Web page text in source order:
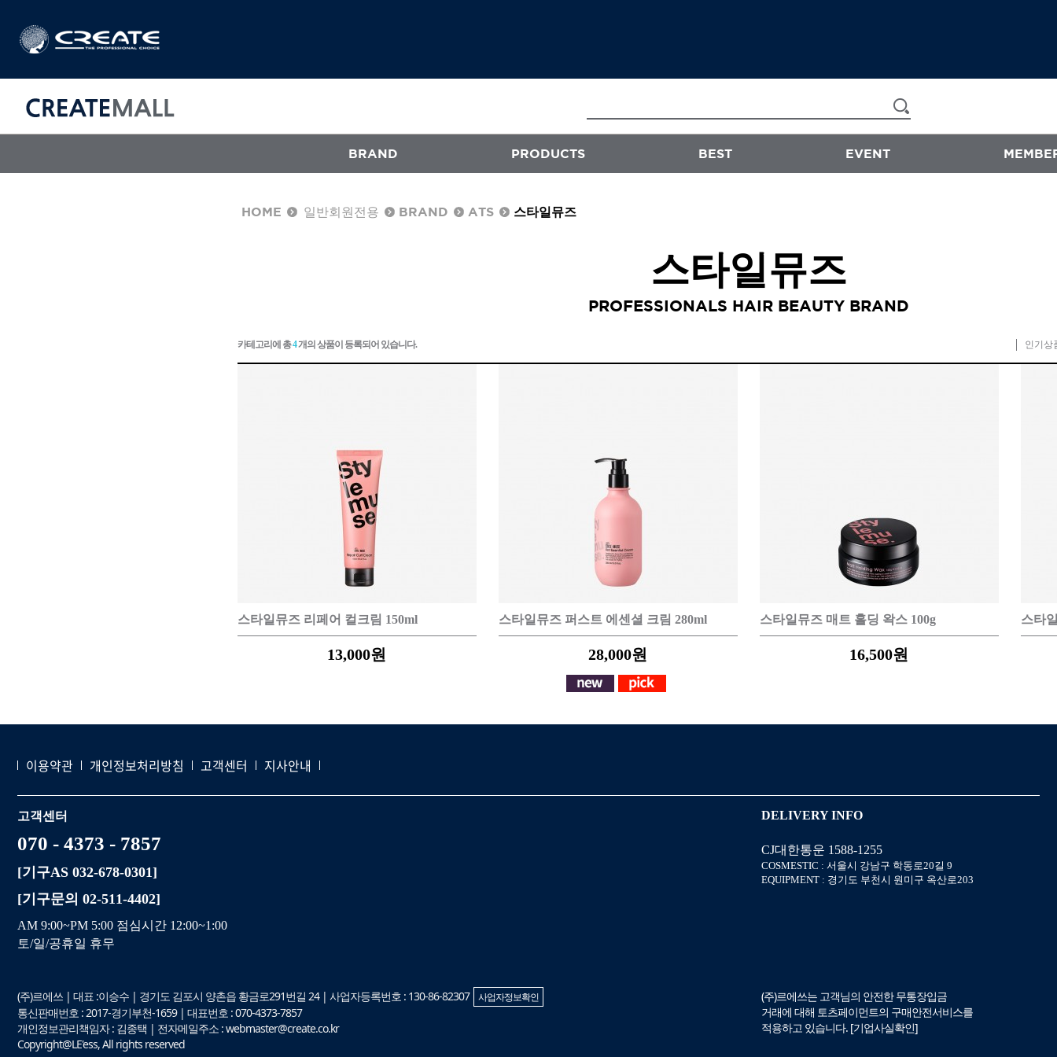
BRAND PRODUCTS BEST EVENT
CREATE ATS
샴푸/트리트먼트
에센스
스타일링
HAIR CARE
트리트먼트
에센스
스타일링
BODY CARE EQUIPMENT
드라이어
살롱온리 쿠폰
HOME 일반회원전용 BRAND ATS 스타일뮤즈
스타일뮤즈
PROFESSIONALS HAIR BEAUTY BRAND
카테고리에 총4개의 상품이 등록되어 있습니다. 인기상
스타일뮤즈 리페어 컬크림 150ml
13,000원
스타일뮤즈 퍼스트 에센셜 크림 280ml
28,000원
스타일뮤즈 매트 홀딩 왁스 100g
16,500원
스타
이용약관 개인정보처리방침 고객센터 지사안내
고객센터
070 - 4373 - 7857
[기구AS 032-678-0301]
[기구문의 02-511-4402]
AM 9:00~PM 5:00 점심시간 12:00~1:00
토/일/공휴일 휴무
DELIVERY INFO
CJ대한통운 1588-1255
COSMESTIC : 서울시 강남구 학동로20길 9
EQUIPMENT : 경기도 부천시 원미구 옥산로203
(주)르에쓰 | 대표 :이승수 | 경기도 김포시 양촌읍 황금로291번길 24 | 사업자등록번호 : 130-86-82307 사업자정보확인
통신판매번호 : 2017-경기부천-1659 | 대표번호 : 070-4373-7857
개인정보관리책임자 : 김종택 | 전자메일주소 : webmaster@create.co.kr
Copyright@LE'ess, All rights reserved
(주)르에쓰는 고객님의 안전한 무통장입금
거래에 대해 토츠페이먼트의 구매안전서비스를
적용하고 있습니다. [기업사실확인]